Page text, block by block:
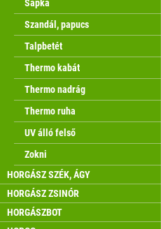
Sapka
Szandál, papucs
Talpbetét
Thermo kabát
Thermo nadrág
Thermo ruha
UV álló felső
Zokni
HORGÁSZ SZÉK, ÁGY
HORGÁSZ ZSINÓR
HORGÁSZBOT